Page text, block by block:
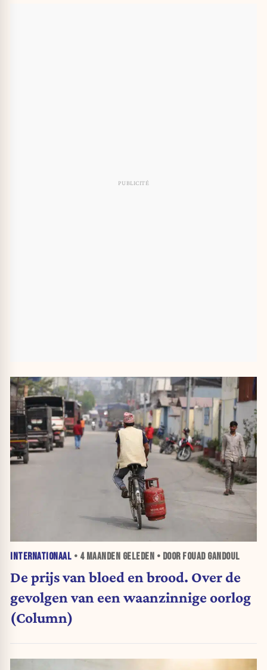
INTERNATIONAAL • 4 MAANDEN GELEDEN • DOOR FOUAD GANDOUL
De prijs van bloed en brood. Over de
gevolgen van een waanzinnige oorlog
(Column)